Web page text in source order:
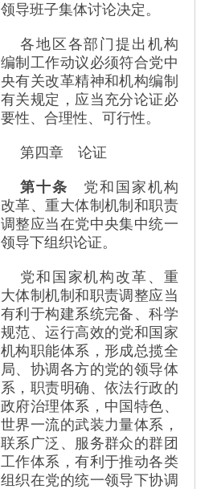
领导班子集体讨论决定。
各地区各部门提出机构
编制工作动议必须符合党中
央有关改革精神和机构编制
有关规定，应当充分论证必
要性、合理性、可行性。
第四章 论证
第十条 党和国家机构
改革、重大体制机制和职责
调整应当在党中央集中统一
领导下组织论证。
党和国家机构改革、重
大体制机制和职责调整应当
有利于构建系统完备、科学
规范、运行高效的党和国家
机构职能体系，形成总揽全
局、协调各方的党的领导体
系，职责明确、依法行政的
政府治理体系，中国特色、
世界一流的武装力量体系，
联系广泛、服务群众的群团
工作体系，有利于推动各类
组织在党的统一领导下协调